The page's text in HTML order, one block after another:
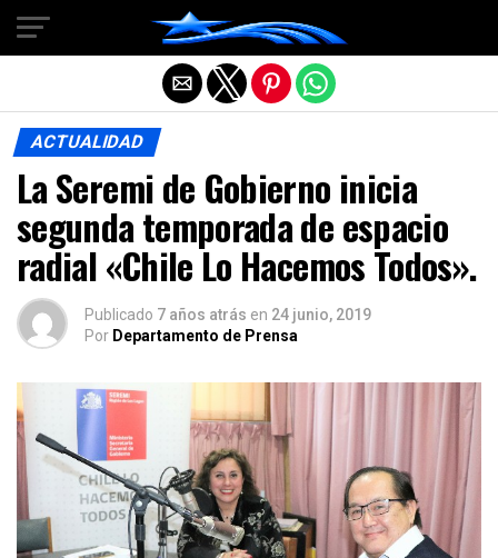
ACTUALIDAD
La Seremi de Gobierno inicia
segunda temporada de espacio
radial «Chile Lo Hacemos Todos».
Publicado 7 años atrás en 24 junio, 2019
Por Departamento de Prensa
Salir de la versión móvil